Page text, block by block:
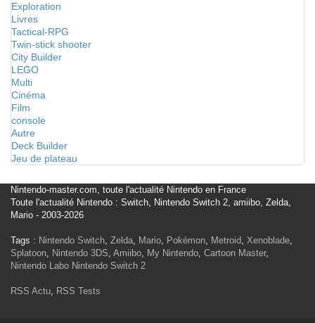
Exploration
Livres
Tactical-RPG
Twin-stick shooter
City Builder
LEGO
Multi
Cinéma
Film
console
Autre
Deck Builder
Jeu de plateau
Nintendo-master.com, toute l'actualité Nintendo en France
Toute l'actualité Nintendo : Switch, Nintendo Switch 2, amiibo, Zelda,
Mario - 2003-2026
Tags : Nintendo Switch, Zelda, Mario, Pokémon, Metroid, Xenoblade,
Splatoon, Nintendo 3DS, Amiibo, My Nintendo, Cartoon Master,
Nintendo Labo Nintendo Switch 2
RSS Actu, RSS Tests